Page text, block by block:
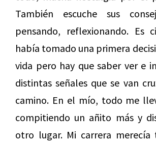
También escuche sus
pensando, reflexionando. Es
había tomado una primera
vida pero hay que saber ver e
distintas señales que se van
camino. En el mío, todo me
compitiendo un añito más y
otro lugar. Mi carrera merecía